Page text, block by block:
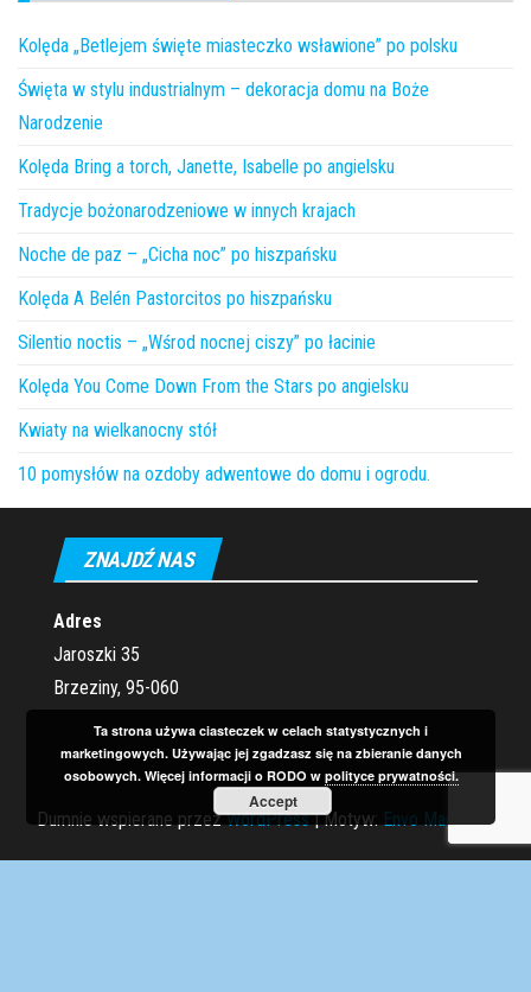
Kolęda „Betlejem święte miasteczko wsławione” po polsku
Święta w stylu industrialnym – dekoracja domu na Boże
Narodzenie
Kolęda Bring a torch, Janette, Isabelle po angielsku
Tradycje bożonarodzeniowe w innych krajach
Noche de paz – „Cicha noc” po hiszpańsku
Kolęda A Belén Pastorcitos po hiszpańsku
Silentio noctis – „Wśrod nocnej ciszy” po łacinie
Kolęda You Come Down From the Stars po angielsku
Kwiaty na wielkanocny stół
10 pomysłów na ozdoby adwentowe do domu i ogrodu.
ZNAJDŹ NAS
Adres
Jaroszki 35
Brzeziny, 95-060
Dumnie wspierane przezWordPress |Motyw: Envo Magazine
Ta strona używa ciasteczek w celach statystycznych i
marketingowych. Używając jej zgadzasz się na zbieranie danych
osobowych. Więcej informacji o RODO w polityce prywatności.
Accept